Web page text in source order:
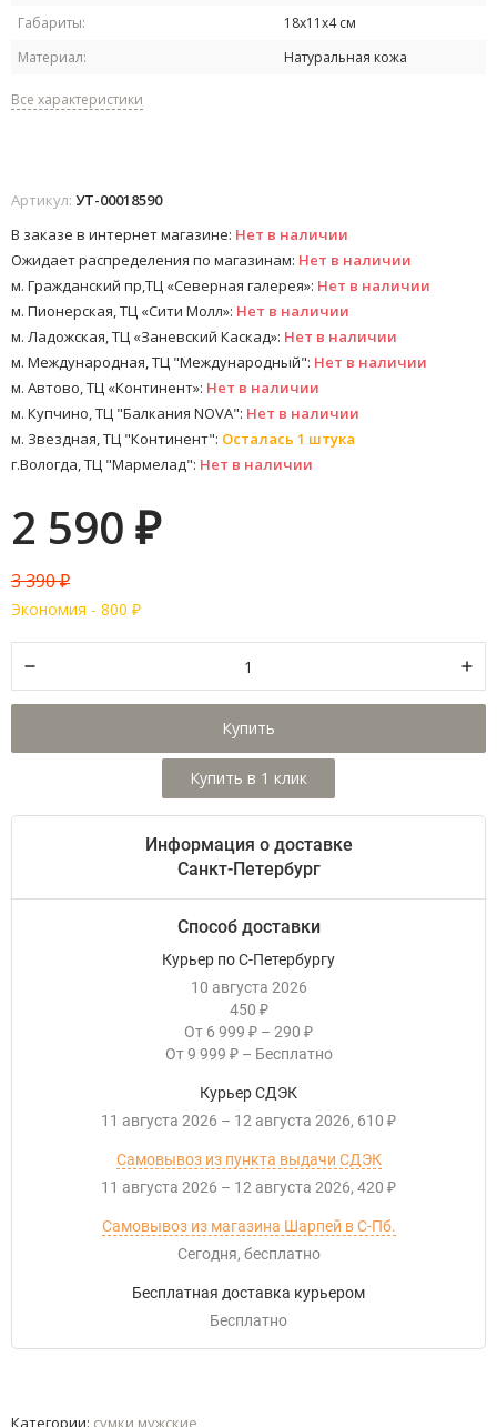
Габариты:
18х11х4 см
Материал:
Натуральная кожа
Все характеристики
Артикул: УТ-00018590
В заказе в интернет магазине: Нет в наличии
Ожидает распределения по магазинам: Нет в наличии
м. Гражданский пр,ТЦ «Северная галерея»: Нет в наличии
м. Пионерская, ТЦ «Сити Молл»: Нет в наличии
м. Ладожская, ТЦ «Заневский Каскад»: Нет в наличии
м. Международная, ТЦ "Международный": Нет в наличии
м. Автово, ТЦ «Континент»: Нет в наличии
м. Купчино, ТЦ "Балкания NOVA": Нет в наличии
м. Звездная, ТЦ "Континент": Осталась 1 штука
г.Вологда, ТЦ "Мармелад": Нет в наличии
2 590 ₽
3 390₽
Экономия - 800 ₽
Купить
Информация о доставке
Санкт-Петербург
Способ доставки
Курьер по С-Петербургу
10 августа 2026
450 ₽
От 6 999 ₽ – 290 ₽
От 9 999 ₽ – Бесплатно
Курьер СДЭК
11 августа 2026 – 12 августа 2026 610 ₽
Самовывоз из пункта выдачи СДЭК
11 августа 2026 – 12 августа 2026 420 ₽
Самовывоз из магазина Шарпей в С-Пб.
Сегодня
Бесплатно
Бесплатная доставка курьером
Бесплатно
Категории: сумки мужские